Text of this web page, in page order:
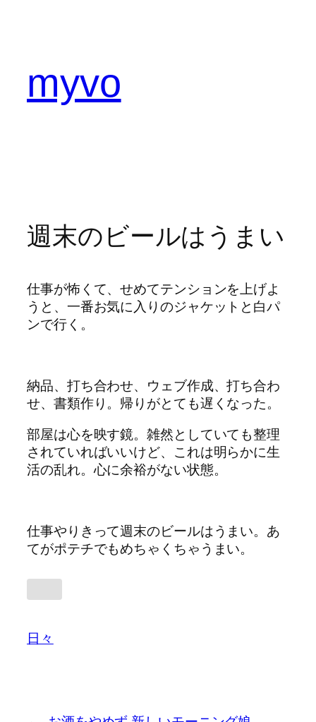
myvo
週末のビールはうまい
仕事が怖くて、せめてテンションを上げよ
うと、一番お気に入りのジャケットと白パ
ンで行く。
納品、打ち合わせ、ウェブ作成、打ち合わ
せ、書類作り。帰りがとても遅くなった。
部屋は心を映す鏡。雑然としていても整理
されていればいいけど、これは明らかに生
活の乱れ。心に余裕がない状態。
仕事やりきって週末のビールはうまい。あ
てがポテチでもめちゃくちゃうまい。
日々